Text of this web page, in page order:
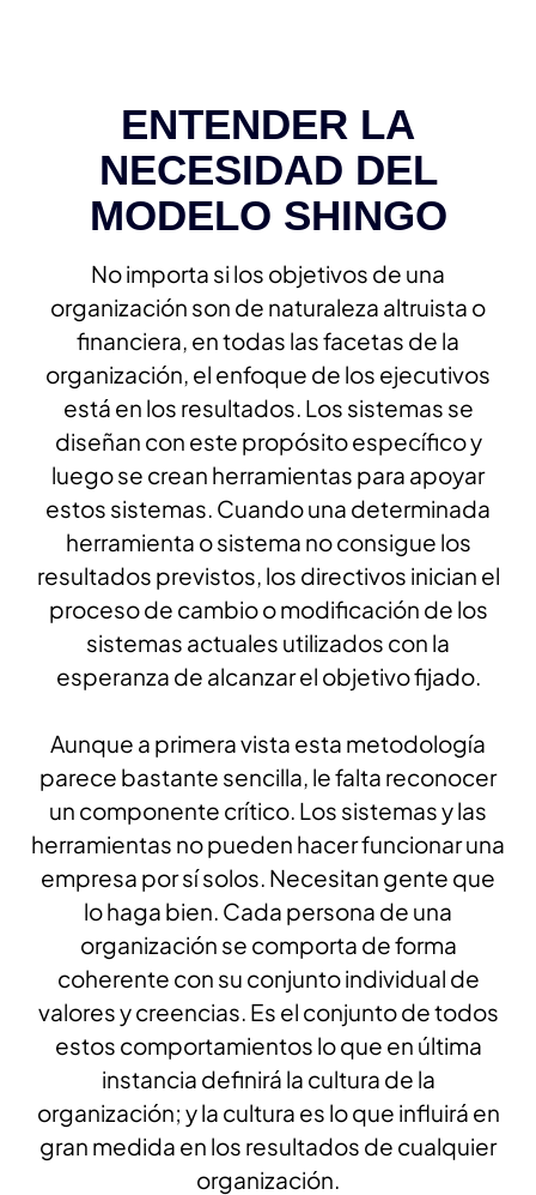
ENTENDER LA
NECESIDAD DEL
MODELO SHINGO
No importa si los objetivos de una
organización son de naturaleza altruista o
financiera, en todas las facetas de la
organización, el enfoque de los ejecutivos
está en los resultados. Los sistemas se
diseñan con este propósito específico y
luego se crean herramientas para apoyar
estos sistemas. Cuando una determinada
herramienta o sistema no consigue los
resultados previstos, los directivos inician el
proceso de cambio o modificación de los
sistemas actuales utilizados con la
esperanza de alcanzar el objetivo fijado.
Aunque a primera vista esta metodología
parece bastante sencilla, le falta reconocer
un componente crítico. Los sistemas y las
herramientas no pueden hacer funcionar una
empresa por sí solos. Necesitan gente que
lo haga bien. Cada persona de una
organización se comporta de forma
coherente con su conjunto individual de
valores y creencias. Es el conjunto de todos
estos comportamientos lo que en última
instancia definirá la cultura de la
organización; y la cultura es lo que influirá en
gran medida en los resultados de cualquier
organización.